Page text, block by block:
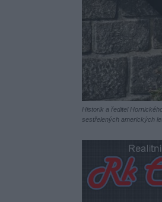
Historik a ředitel
sestřelených amerických